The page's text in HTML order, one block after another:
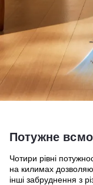
Потужне
Чотири рівні
на килимах
інші забруднення з